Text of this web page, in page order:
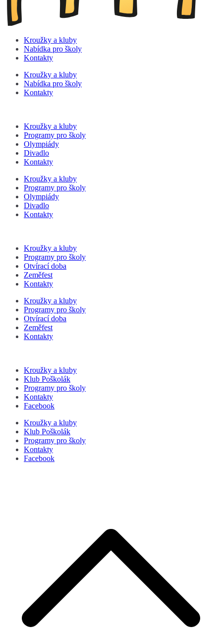
Kroužky a kluby
Nabídka pro školy
Kontakty
Kroužky a kluby
Nabídka pro školy
Kontakty
Kroužky a kluby
Programy pro školy
Olympiády
Divadlo
Kontakty
Kroužky a kluby
Programy pro školy
Olympiády
Divadlo
Kontakty
Kroužky a kluby
Programy pro školy
Otvírací doba
Zeměfest
Kontakty
Kroužky a kluby
Programy pro školy
Otvírací doba
Zeměfest
Kontakty
Kroužky a kluby
Klub Poškolák
Programy pro školy
Kontakty
Facebook
Kroužky a kluby
Klub Poškolák
Programy pro školy
Kontakty
Facebook